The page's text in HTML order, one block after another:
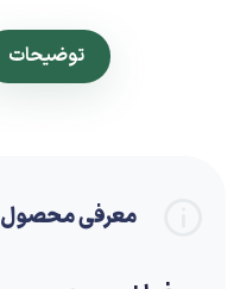
توضیحات
معرفی محصول